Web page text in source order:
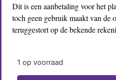
Dit is een aanbetaling voor het
toch geen gebruik maakt van
teruggestort op de bekende
1 op voorraad